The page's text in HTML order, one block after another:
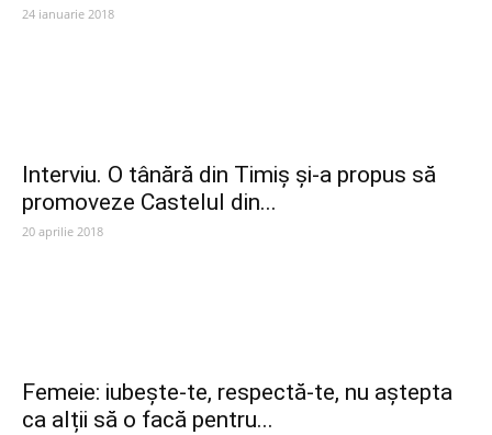
24 ianuarie 2018
Interviu. O tânără din Timiș și-a propus să
promoveze Castelul din...
20 aprilie 2018
Femeie: iubește-te, respectă-te, nu aștepta
ca alții să o facă pentru...